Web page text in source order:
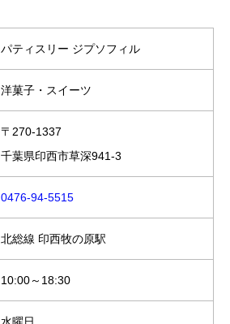
パティスリー ジプソフィル
洋菓子・スイーツ
〒270-1337
千葉県印西市草深941-3
0476-94-5515
北総線 印西牧の原駅
10:00～18:30
水曜日